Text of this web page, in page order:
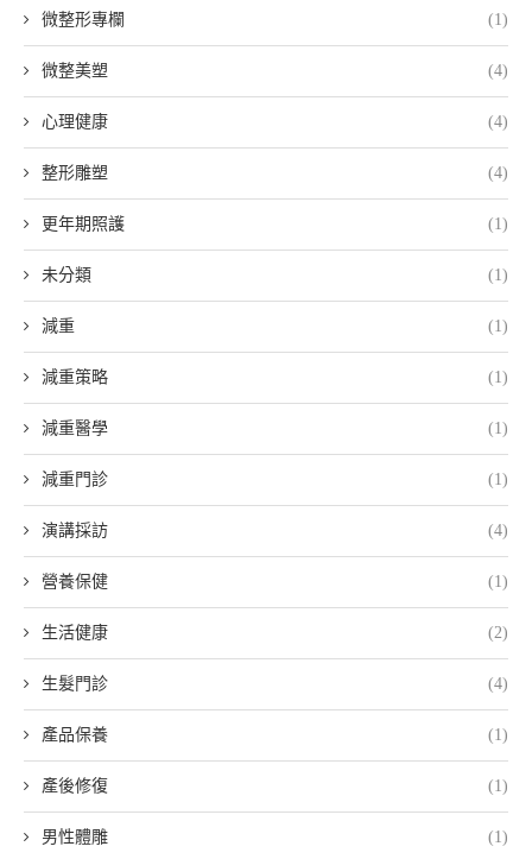
微整形專欄 (1)
微整美塑 (4)
心理健康 (4)
整形雕塑 (4)
更年期照護 (1)
未分類 (1)
減重 (1)
減重策略 (1)
減重醫學 (1)
減重門診 (1)
演講採訪 (4)
營養保健 (1)
生活健康 (2)
生髮門診 (4)
產品保養 (1)
產後修復 (1)
男性體雕 (1)